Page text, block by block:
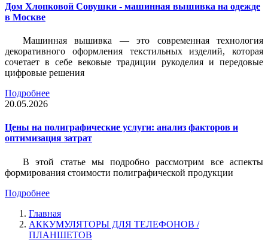
Дом Хлопковой Совушки - машинная вышивка на одежде
в Москве
Машинная вышивка — это современная технология
декоративного оформления текстильных изделий, которая
сочетает в себе вековые традиции рукоделия и передовые
цифровые решения
Подробнее
20.05.2026
Цены на полиграфические услуги: анализ факторов и
оптимизация затрат
В этой статье мы подробно рассмотрим все аспекты
формирования стоимости полиграфической продукции
Подробнее
Главная
АККУМУЛЯТОРЫ ДЛЯ ТЕЛЕФОНОВ /
ПЛАНШЕТОВ